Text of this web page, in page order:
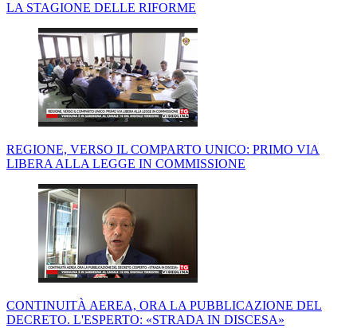
LA STAGIONE DELLE RIFORME
REGIONE, VERSO IL COMPARTO UNICO: PRIMO VIA
LIBERA ALLA LEGGE IN COMMISSIONE
CONTINUITÀ AEREA, ORA LA PUBBLICAZIONE DEL
DECRETO. L'ESPERTO: «STRADA IN DISCESA»